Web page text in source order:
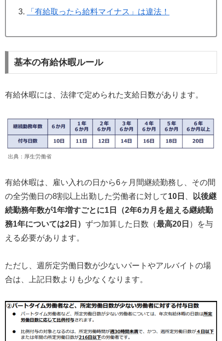
「有給取ったら給料マイナス」は違法！
基本の有給休暇ルール
有給休暇には、法律で定められた支給日数があります。
出典：厚生労働省
有給休暇は、雇い入れの日から6ヶ月間継続勤務し、その間
の全労働日の8割以上出勤した労働者に対して10日
以後継
続勤務年数が1年増すごとに1日（2年6カ月を超える継続勤
務1年については2日） ずつ加算した日数（最高20日 ）を与
える必要があります。
ただし、週所定労働日数が少ないパートやアルバイトの場
合は、上記日数よりも少なくなります。